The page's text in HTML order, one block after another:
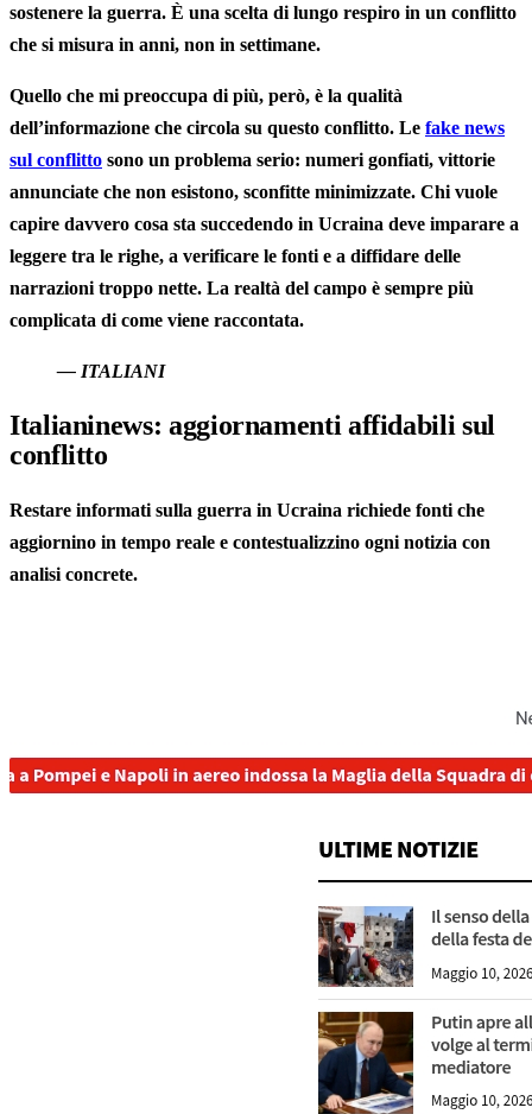
sostenere la guerra. È una scelta di lungo respiro in un conflitto
che si misura in anni, non in settimane.
Quello che mi preoccupa di più, però, è la qualità
dell’informazione che circola su questo conflitto. Le fake news
sul conflitto sono un problema serio: numeri gonfiati, vittorie
annunciate che non esistono, sconfitte minimizzate. Chi vuole
capire davvero cosa sta succedendo in Ucraina deve imparare a
leggere tra le righe, a verificare le fonti e a diffidare delle
narrazioni troppo nette. La realtà del campo è sempre più
complicata di come viene raccontata.
— ITALIANI
Italianinews: aggiornamenti affidabili sul
conflitto
Restare informati sulla guerra in Ucraina richiede fonti che
aggiornino in tempo reale e contestualizzino ogni notizia con
analisi concrete.